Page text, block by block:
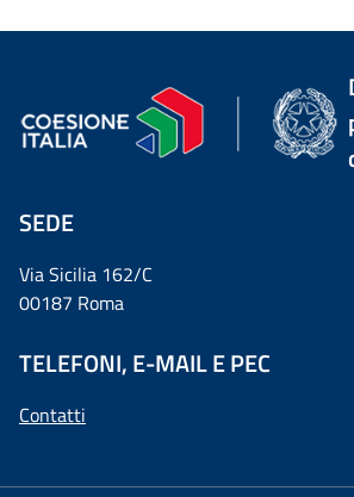
SEDE
Via Sicilia 162/C
00187 Roma
TELEFONI, E-MAIL E PEC
Contatti